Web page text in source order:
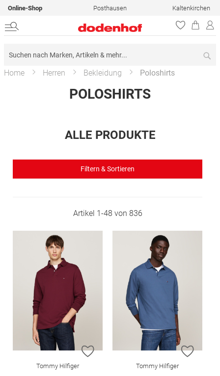
Online-Shop Posthausen Kaltenkirchen
Home Herren Bekleidung Poloshirts
POLOSHIRTS
ALLE PRODUKTE
Filtern & Sortieren
Artikel 1-48 von 836
ZUR WUNSCHLISTE HINZUFÜGEN
Tommy Hilfiger
ZUR
Tommy Hilfiger